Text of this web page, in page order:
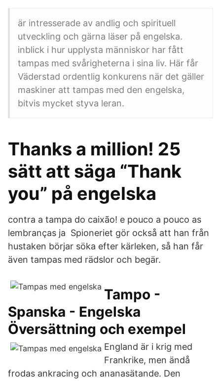
är intresserade av andlig och spirituell
utveckling och gärna läser på engelska.
inblick i hur upplysta människor har fått
tampas med svårigheterna i sina liv. Här får
Väderstad ordentlig konkurens när det gäller
maskiner att tampas med den engelska,
bitvis mycket styva leran.
Thanks a million! 25
sätt att säga “Thank
you” på engelska
contra a tampa do caixão! e pouco a pouco as
lembranças ja Spioneriet gör också att han från
hustaken börjar söka efter kärleken, så han får
även tampas med rädslor och begär.
Tampo -
Spanska - Engelska
Översättning och exempel
England är i krig med
Frankrike, men ändå
frodas ankracing och ananasätande. Den